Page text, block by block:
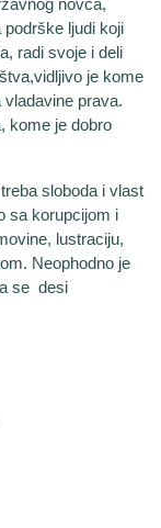
novca,
podrške ljudi koji
radi svoje i deli
je kome
prava.
kome je dobro
sloboda i vlast
sa korupcijom i
lustraciju,
Neophodno je
se desi